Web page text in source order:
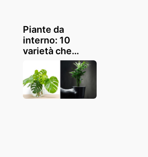
Piante da
interno: 10
varietà che
richiedono poca
luce e facili da
curare